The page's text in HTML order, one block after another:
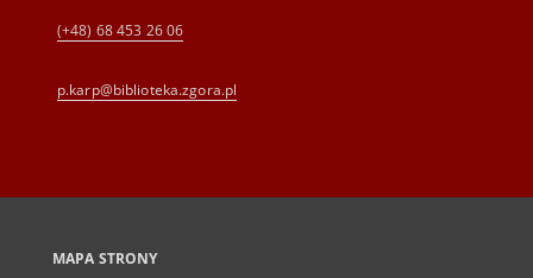
(+48) 68 453 26 06
p.karp@biblioteka.zgora.pl
MAPA STRONY